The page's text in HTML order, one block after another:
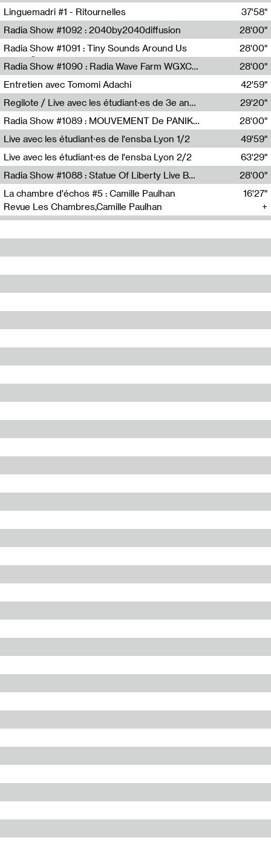
Reboot.fm
Linguemadri #1 - Ritournelles
Meris Angioletti
37'58"
Radia Show #1092 : 2040by2040diffusion
Diffusion FM
28'00"
Radia Show #1091 : Tiny Sounds Around Us
Radio Študent
28'00"
Radia Show #1090 : Radia Wave Farm WGXC Corey De Juan Sherrard Jr Startalk
Wave Farm
28'00"
Entretien avec Tomomi Adachi
Tomomi Adachi,Loraine Baud
42'59"
Regilote / Live avec les étudiant·es de 3e année de l'EMA
Nima Henryon,Athéna Noël,Amir Genillon,Ibourayane Ahmadi,Manelle Cherrih,Honorine Gibello,John Weeber,Manon Joseph
29'20"
Radia Show #1089 : MOUVEMENT De PANIK (Radio Panik)
Radio Panik
28'00"
Live avec les étudiant·es de l'ensba Lyon 1/2
49'59"
Live avec les étudiant·es de l'ensba Lyon 2/2
63'29"
Radia Show #1088 : Statue Of Liberty Live By Ed Baxter (Resonance)
Resonance
28'00"
La chambre d'échos #5 : Camille Paulhan
Revue Les Chambres,Camille Paulhan
16'27"